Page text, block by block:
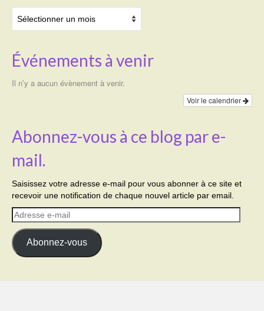
Événements à venir
Il n’y a aucun évènement à venir.
Voir le calendrier
Abonnez-vous à ce blog par e-
mail.
Saisissez votre adresse e-mail pour vous abonner à ce site et
recevoir une notification de chaque nouvel article par email.
Adresse
e-
mail
Abonnez-vous